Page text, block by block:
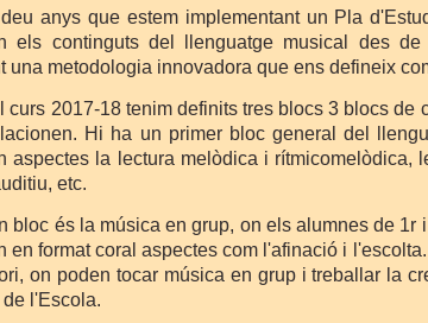
anys que estem implementant un Pla
els continguts del llenguatge musical des
una metodologia innovadora que ens defineix
curs 2017-18 tenim definits tres blocs 3 blocs de
Hi ha un primer bloc general del
aspectes la lectura melòdica i rítmicomelòdica,
etc.
bloc és la música en grup, on els alumnes de 1r
en format coral aspectes com l'afinació i
on poden tocar música en grup i treballar la
l'Escola.